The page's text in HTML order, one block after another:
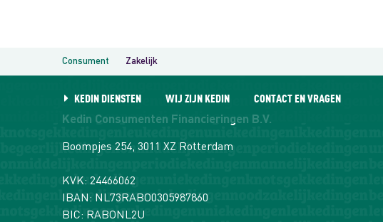
Consument Zakelijk
KEDIN DIENSTEN WIJ ZIJN KEDIN CONTACT EN VRAGEN
Kedin Consumenten Financieringen B.V.
Boompjes 254, 3011 XZ Rotterdam
KVK: 24466062
IBAN: NL73RABO0305987860
BIC: RABONL2U